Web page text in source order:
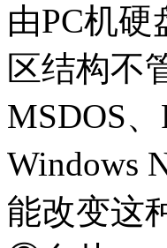
由PC机
区结构不
MSDOS
Windows
能改变这